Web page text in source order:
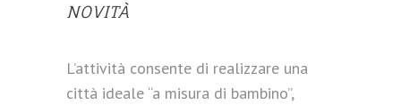
NOVITÀ
L’attività consente di realizzare una
città ideale “a misura di bambino”,